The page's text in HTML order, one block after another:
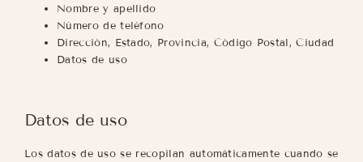
Nombre y apellido
Número de teléfono
Dirección, Estado, Provincia, Código Postal, Ciudad
Datos de uso
Datos de uso
Los datos de uso se recopilan automáticamente cuando se